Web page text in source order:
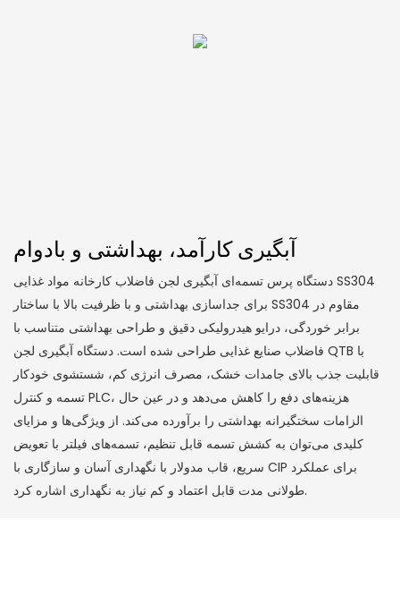
آبگیری کارآمد، بهداشتی و بادوام
دستگاه پرس تسمه‌ای آبگیری لجن فاضلاب کارخانه مواد غذایی SS304
برای جداسازی بهداشتی و با ظرفیت بالا با ساختار SS304 مقاوم در
برابر خوردگی، درایو هیدرولیکی دقیق و طراحی بهداشتی متناسب با
فاضلاب صنایع غذایی طراحی شده است. دستگاه آبگیری لجن QTB با
قابلیت جذب بالای جامدات خشک، مصرف انرژی کم، شستشوی خودکار
تسمه و کنترل PLC، هزینه‌های دفع را کاهش می‌دهد و در عین حال
الزامات سختگیرانه بهداشتی را برآورده می‌کند. از ویژگی‌ها و مزایای
کلیدی می‌توان به کشش تسمه قابل تنظیم، تسمه‌های فیلتر با تعویض
سریع، قاب مدولار با نگهداری آسان و سازگاری با CIP برای عملکرد
طولانی مدت قابل اعتماد و کم نیاز به نگهداری اشاره کرد.